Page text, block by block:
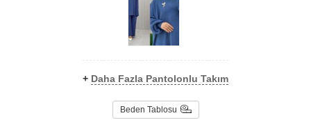
+ Daha Fazla Pantolonlu Takım
Beden Tablosu